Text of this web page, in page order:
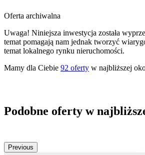
Oferta archiwalna
Uwaga! Niniejsza inwestycja została
temat pomagają nam jednak tworzyć
temat lokalnego rynku nieruchomości.
Mamy dla Ciebie 92 oferty w najbliższej
Podobne oferty w
Previous